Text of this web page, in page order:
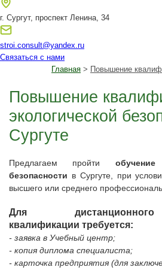
г. Сургут, проспект Ленина, 34
stroi.consult@yandex.ru
Связаться с нами
Главная > Повышение
Повышение
экологической
Сургуте
Предлагаем пройти обучение
безопасности в Сургуте, при
высшего или среднего
Для
квалификации требуется:
- заявка в Учебный центр;
- копия диплома специалиста;
- карточка предприятия (для